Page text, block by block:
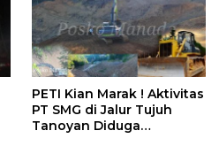
PETI Kian Marak ! Aktivitas
PT SMG di Jalur Tujuh
Tanoyan Diduga